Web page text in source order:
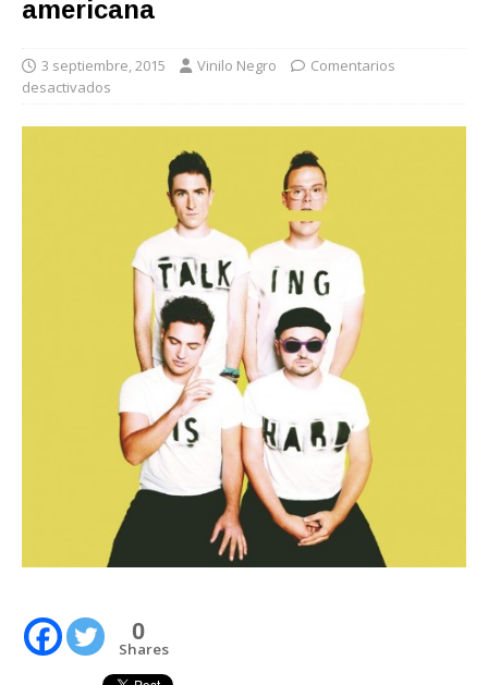
americana
3 septiembre, 2015 Vinilo Negro
Comentarios
desactivados
0
Shares